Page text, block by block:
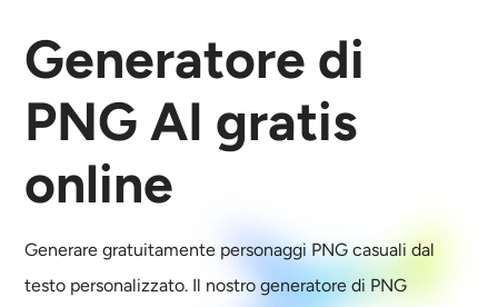
Da testo a video
Da immagine a video
Effetti video
Effetti video
Editor e creatore di foto
Prezzi
Generatore di
PNG AI gratis
online
Generare gratuitamente personaggi PNG casuali dal
testo personalizzato. Il nostro generatore di PNG